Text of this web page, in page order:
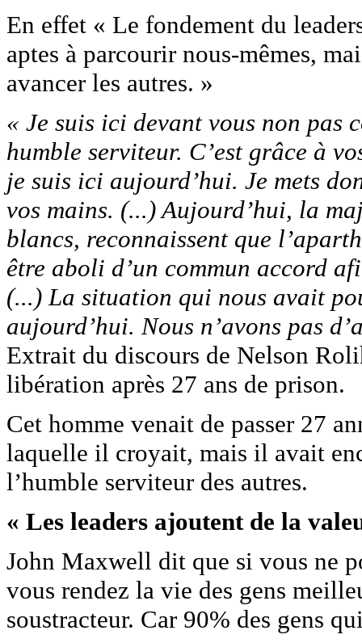
En effet « Le fondement du
aptes à parcourir nous-mêmes,
avancer les autres. »
« Je suis ici devant vous non pas
humble serviteur. C’est grâce à
je suis ici aujourd’hui. Je mets
vos mains. (...) Aujourd’hui, la
blancs, reconnaissent que
être aboli d’un commun accord
(...) La situation qui nous avait
aujourd’hui. Nous n’avons pas
Extrait du discours de Nelson
libération après 27 ans de prison.
Cet homme venait de passer 27
laquelle il croyait, mais il avait
l’humble serviteur des autres.
« Les leaders ajoutent de la
John Maxwell dit que si vous ne
vous rendez la vie des gens
soustracteur. Car 90% des gens